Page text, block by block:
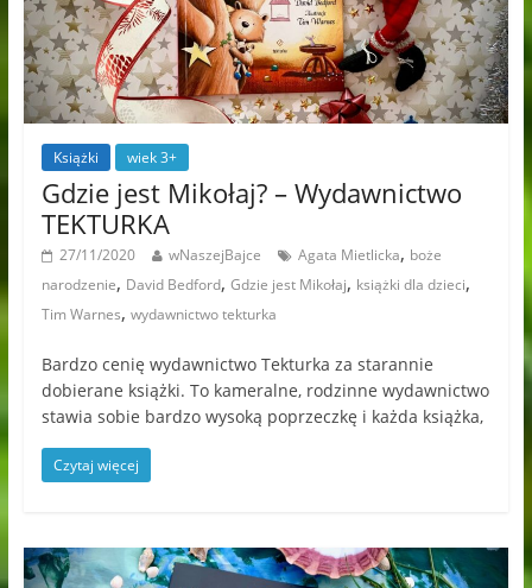
Książki wiek 3+
Gdzie jest Mikołaj? – Wydawnictwo
TEKTURKA
27/11/2020 wNaszejBajce Agata Mietlicka, boże
narodzenie, David Bedford, Gdzie jest Mikołaj, książki dla dzieci,
Tim Warnes, wydawnictwo tekturka
Bardzo cenię wydawnictwo Tekturka za starannie
dobierane książki. To kameralne, rodzinne wydawnictwo
stawia sobie bardzo wysoką poprzeczkę i każda książka,
Czytaj więcej